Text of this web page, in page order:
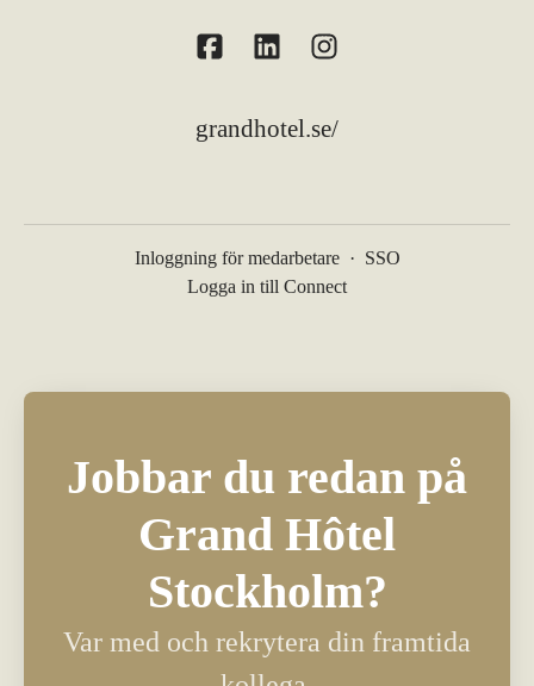
grandhotel.se/
Inloggning för medarbetare · SSO
Logga in till Connect
Jobbar du redan på
Grand Hôtel
Stockholm?
Var med och rekrytera din framtida